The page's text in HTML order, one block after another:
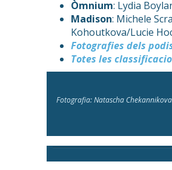
Òmnium: Lydia
Madison: Michele
Kohoutkova/Lucie
Fotografies dels
Totes les
Fotografia: Natascha